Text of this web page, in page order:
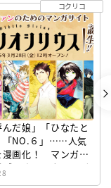
んだ娘」「ひなたと
「NO.６」……人気
漫画化！ マンガサ
リオシリウス』誕
コクリコ